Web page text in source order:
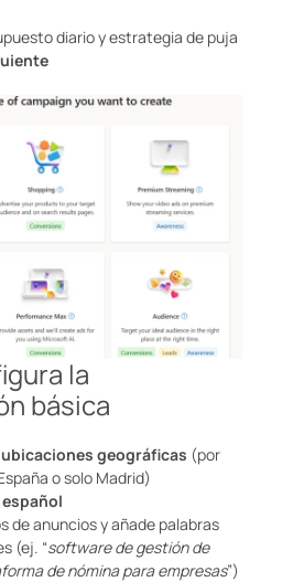
diario y estrategia de puja
la
básica
ubicaciones geográficas (por
o solo Madrid)
español
de anuncios y añade palabras
(ej. “software de gestión de
de nómina para empresas”)